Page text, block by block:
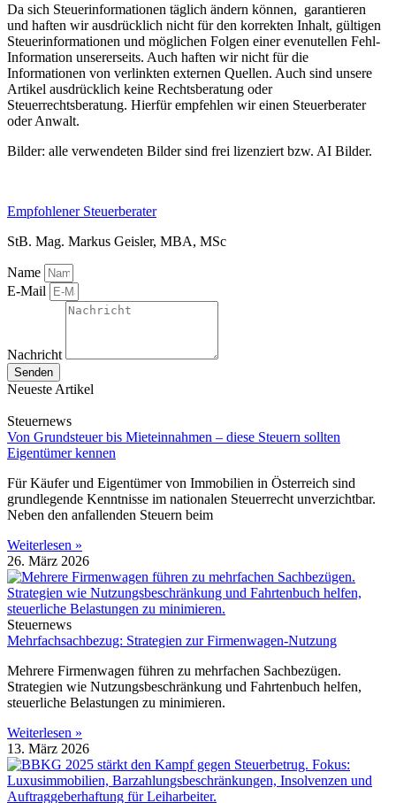
Da sich Steuerinformationen täglich ändern können, garantieren
und haften wir ausdrücklich nicht für den korrekten Inhalt, gültigen
Steuerinformationen und möglichen Folgen einer evenutellen Fehl-
Information unsererseits. Auch haften wir nicht für die
Informationen von verlinkten externen Quellen. Auch sind unsere
Artikel ausdrücklich keine Rechtsberatung oder
Steuerrechtsberatung. Hierfür empfehlen wir einen Steuerberater
oder Anwalt.
Bilder: alle verwendeten Bilder sind frei lizenziert bzw. AI Bilder.
Empfohlener Steuerberater
StB. Mag. Markus Geisler, MBA, MSc
Name
E-Mail
Nachricht
Senden
Neueste Artikel
Steuernews
Von Grundsteuer bis Mieteinnahmen – diese Steuern sollten
Eigentümer kennen
Für Käufer und Eigentümer von Immobilien in Österreich sind
grundlegende Kenntnisse im nationalen Steuerrecht unverzichtbar.
Neben den anfallenden Steuern beim
Weiterlesen »
26. März 2026
Steuernews
Mehrfachsachbezug: Strategien zur Firmenwagen-Nutzung
Mehrere Firmenwagen führen zu mehrfachen Sachbezügen.
Strategien wie Nutzungsbeschränkung und Fahrtenbuch helfen,
steuerliche Belastungen zu minimieren.
Weiterlesen »
13. März 2026